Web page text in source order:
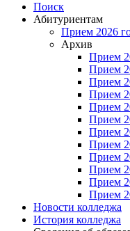
Поиск
Абитуриентам
Прием 2026
Архив
Прием
Прием
Прием
Прием
Прием
Прием
Прием
Прием
Прием
Прием
Прием
Прием
Новости колледжа
История колледжа